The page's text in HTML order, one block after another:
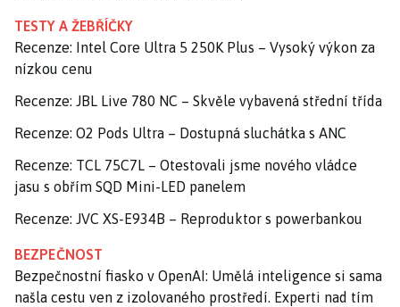
TESTY A ŽEBŘÍČKY
Recenze: Intel Core Ultra 5 250K Plus – Vysoký výkon za
nízkou cenu
Recenze: JBL Live 780 NC – Skvěle vybavená střední třída
Recenze: O2 Pods Ultra – Dostupná sluchátka s ANC
Recenze: TCL 75C7L – Otestovali jsme nového vládce
jasu s obřím SQD Mini-LED panelem
Recenze: JVC XS-E934B – Reproduktor s powerbankou
BEZPEČNOST
Bezpečnostní fiasko v OpenAI: Umělá inteligence si sama
našla cestu ven z izolovaného prostředí. Experti nad tím